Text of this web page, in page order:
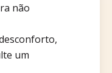
não
um